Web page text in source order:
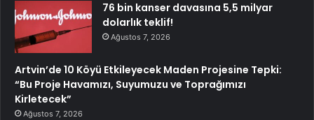
76 bin kanser davasına 5,5 milyar
dolarlık teklif!
Ağustos 7, 2026
Artvin’de 10 Köyü Etkileyecek Maden Projesine Tepki:
“Bu Proje Havamızı, Suyumuzu ve Toprağımızı
Kirletecek”
Ağustos 7, 2026